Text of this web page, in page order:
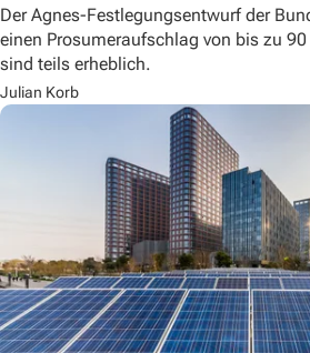
Der Agnes-Festlegungsentwurf der
einen Prosumeraufschlag von bis zu
sind teils erheblich.
Julian Korb